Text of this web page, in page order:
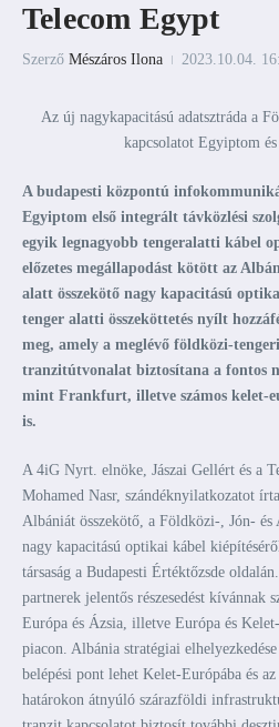
Telecom Egypt
Szerző Mészáros Ilona 2023.10.04.
Az új nagykapacitású adatsztráda a
kapcsolatot Egyiptom
A budapesti központú
Egyiptom első integrált távközlési
egyik legnagyobb tengeralatti kábel
előzetes megállapodást kötött az
alatt összekötő nagy kapacitású
tenger alatti összeköttetés nyílt
meg, amely a meglévő földközi-
tranzitútvonalat biztosítana a fontos
mint Frankfurt, illetve számos kelet-
is.
A 4iG Nyrt. elnöke, Jászai Gellért és a
Mohamed Nasr, szándéknyilatkozatot
Albániát összekötő, a Földközi-, Jón-
nagy kapacitású optikai kábel
társaság a Budapesti Értéktőzsde
partnerek jelentős részesedést kívánnak
Európa és Ázsia, illetve Európa és
piacon. Albánia stratégiai
belépési pont lehet Kelet-Európába és az
határokon átnyúló szárazföldi